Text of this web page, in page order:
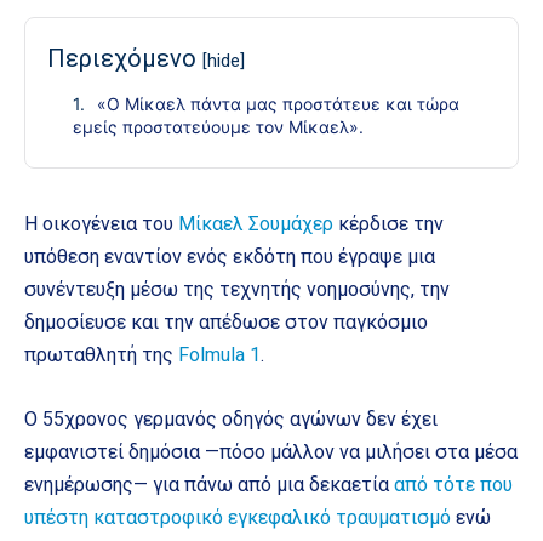
Περιεχόμενο [hide]
«Ο Μίκαελ πάντα μας προστάτευε και τώρα
εμείς προστατεύουμε τον Μίκαελ».
Η οικογένεια του Μίκαελ Σουμάχερ κέρδισε την
υπόθεση εναντίον ενός εκδότη που έγραψε μια
συνέντευξη μέσω της τεχνητής νοημοσύνης, την
δημοσίευσε και την απέδωσε στον παγκόσμιο
πρωταθλητή της Folmula 1.
Ο 55χρονος γερμανός οδηγός αγώνων δεν έχει
εμφανιστεί δημόσια —πόσο μάλλον να μιλήσει στα μέσα
ενημέρωσης— για πάνω από μια δεκαετία από τότε που
υπέστη καταστροφικό εγκεφαλικό τραυματισμό ενώ